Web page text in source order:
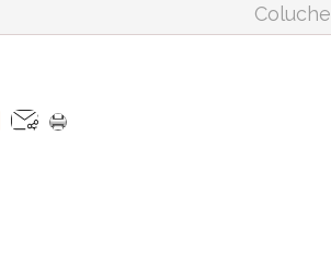
Coluche